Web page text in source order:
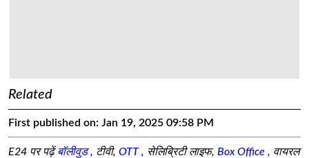
Related
First published on: Jan 19, 2025 09:58 PM
E24 पर पढ़ेंबॉलीवुड, टीवी, OTT, सेलिब्रिटी लाइफ, Box Office , वायरल